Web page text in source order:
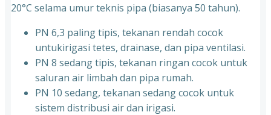
20°C selama umur teknis pipa (biasanya 50 tahun).
PN 6,3 paling tipis, tekanan rendah cocok
untukirigasi tetes, drainase, dan pipa ventilasi.
PN 8 sedang tipis, tekanan ringan cocok untuk
saluran air limbah dan pipa rumah.
PN 10 sedang, tekanan sedang cocok untuk
sistem distribusi air dan irigasi.